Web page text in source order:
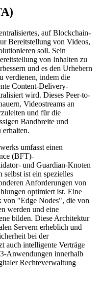
auf Blockchain-
Bereitstellung von Videos,
soll. Sein
von Inhalten zu
und es den Urhebern
verdienen, indem die
Content-Delivery-
wird. Dieses Peer-to-
Videostreams an
und für die
Bandbreite und
erhalten.
umfasst einen
(BFT)-
und Guardian-Knoten
ist ein spezielles
Anforderungen von
optimiert ist. Eine
von "Edge Nodes", die von
werden und eine
bilden. Diese Architektur
Servern erheblich und
bei der
auch intelligente Verträge
Anwendungen innerhalb
Rechteverwaltung